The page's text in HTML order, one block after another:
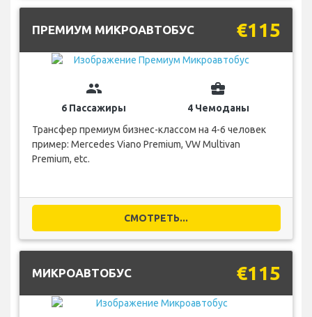
ПРЕМИУМ МИКРОАВТОБУС €115
group
6 Пассажиры
business_center
4 Чемоданы
Трансфер премиум бизнес-классом на 4-6 человек
пример: Mercedes Viano Premium, VW Multivan
Premium, etc.
СМОТРЕТЬ...
МИКРОАВТОБУС €115